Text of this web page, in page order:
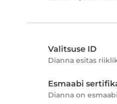
Valitsuse ID
Dianna esitas
Esmaabi
Dianna on